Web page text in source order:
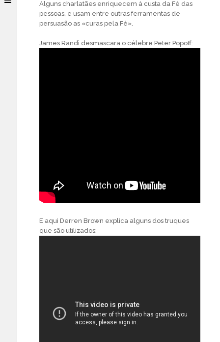
Alguns charlatães enriquecem à custa da Fé das
pessoas, e usam entre outras ferramentas de
persuasão as «curas pela Fé».
James Randi desmascara o célebre Peter Popoff:
E aqui Derren Brown explica alguns dos truques
que são utilizados: